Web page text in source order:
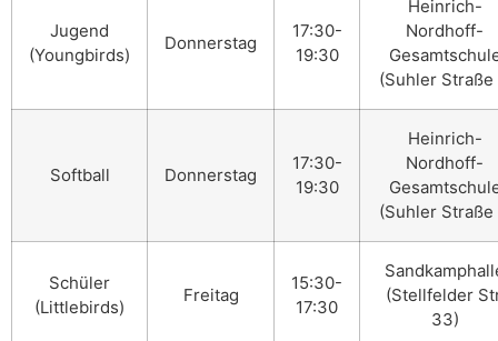
Jugend
(Youngbirds)
Donnerstag
17:30-
19:30
Heinrich-
Nordhoff-
(Suhler Straße
Softball Donnerstag
17:30-
19:30
Heinrich-
Nordhoff-
(Suhler Straße
Schüler
(Littlebirds)
Freitag
15:30-
17:30
(Stellfelder
33)